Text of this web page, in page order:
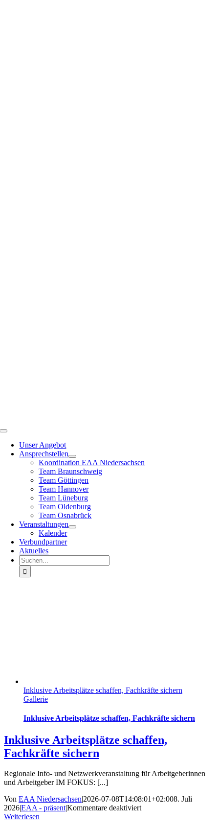
Toggle
NavigationUnser Angebot
Ansprechstellen
Koordination EAA Niedersachsen
Team Braunschweig
Team Göttingen
Team Hannover
Team Lüneburg
Team Oldenburg
Team Osnabrück
Veranstaltungen
Kalender
Verbundpartner
Aktuelles
Suche
nach:
Inklusive Arbeitsplätze schaffen, Fachkräfte sichern
Gallerie
Inklusive Arbeitsplätze schaffen, Fachkräfte sichern
Inklusive Arbeitsplätze schaffen,
Fachkräfte sichern
Regionale Info- und Netzwerkveranstaltung für Arbeitgeberinnen
und Arbeitgeber IM FOKUS: [...]
Von EAA Niedersachsen|2026-07-08T14:08:01+02:008. Juli
2026|EAA - präsent|Kommentare deaktiviertfür
Weiterlesen